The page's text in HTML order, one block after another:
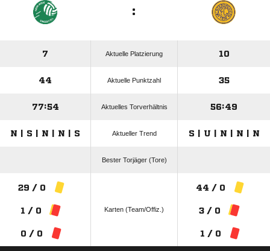
:
7 Aktuelle Platzierung 10
44 Aktuelle Punktzahl 35
77:54 Aktuelles Torverhältnis 56:49
N | S | N | N | S Aktueller Trend S | U | N | N | N
Bester Torjäger (Tore)
29 / 0
1 / 0
0 / 0
Karten (Team/Offiz.)
44 / 0
3 / 0
1 / 0